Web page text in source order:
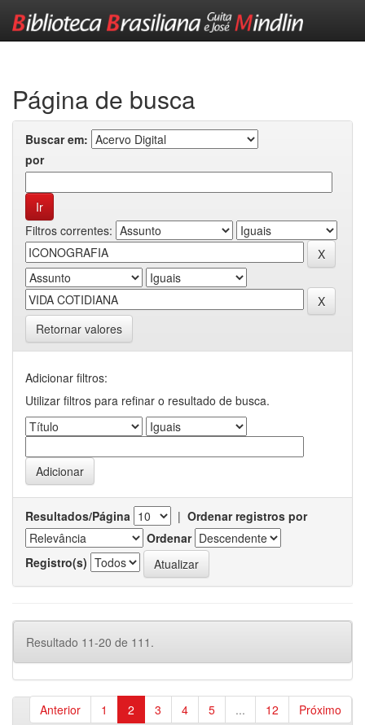
Página de busca
Buscar em:
por
Filtros correntes:
Retornar valores
Adicionar filtros:
Utilizar filtros para refinar o resultado de busca.
Resultados/Página | Ordenar registros por
Ordenar
Registro(s)
Resultado 11-20 de 111.
Anterior 1 2 3 4 5 ... 12 Próximo